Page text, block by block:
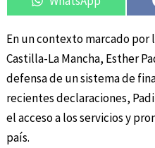
En un contexto marcado por
Castilla-La Mancha, Esther
defensa de un sistema de
recientes declaraciones,
el acceso a los servicios y
país.